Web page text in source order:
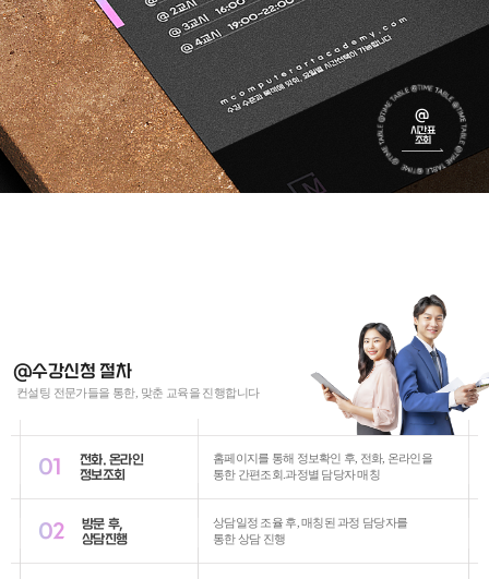
@
시간표
조회
@수강신청 절차
컨설팅 전문가들을 통한, 맞춘 교육을 진행합니다
01 전화. 온라인
정보조회
홈페이지를 통해 정보확인 후, 전화, 온라인을
통한 간편조회.과정별 담당자 매칭
02 방문 후,
상담진행
상담일정 조율 후, 매칭된 과정 담당자를
통한 상담 진행